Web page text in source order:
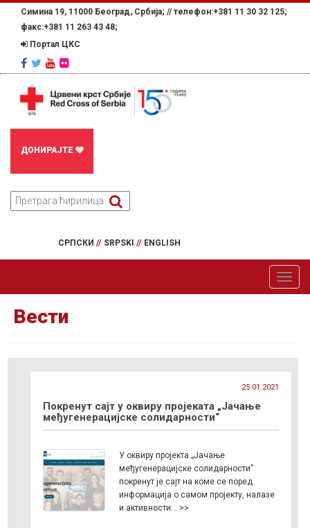
Симина 19, 11000 Београд, Србија; // телефон:+381 11 30 32 125;
факс:+381 11 263 43 48;
Портал ЦКС
ДОНИРАЈТЕ
СРПСКИ // SRPSKI // ENGLISH
Вести
25.01.2021
Покренут сајт у оквиру пројеката „Јачање
међугенерацијске солидарности“
У оквиру пројекта „Јачање
међугенерацијске солидарности”
покренут је сајт на коме се поред
информација о самом пројекту, налазе
и активности… >>